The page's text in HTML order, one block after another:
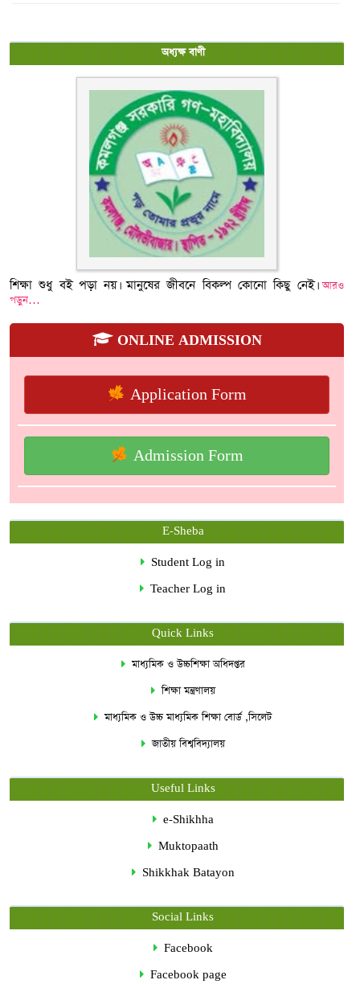
অধ্যক্ষ বাণী
শিক্ষা শুধু বই পড়া নয়। মানুষের জীবনে বিকল্প কোনো কিছু নেই।আরও
পড়ুন…
ONLINE ADMISSION
Application Form
Admission Form
E-Sheba
Student Log in
Teacher Log in
Quick Links
মাধ্যমিক ও উচ্চশিক্ষা অধিদপ্তর
শিক্ষা মন্ত্রণালয়
মাধ্যমিক ও উচ্চ মাধ্যমিক শিক্ষা বোর্ড ,সিলেট
জাতীয় বিশ্ববিদ্যালয়
Useful Links
e-Shikhha
Muktopaath
Shikkhak Batayon
Social Links
Facebook
Facebook page